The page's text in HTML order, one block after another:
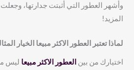
وأشهر العطور التي أثبتت جدارتها،
المزيد!
لماذا تعتبر العطور الاكثر مبيعا الخيار
اختيارك من بين العطور الاكثر مبيعا ليس